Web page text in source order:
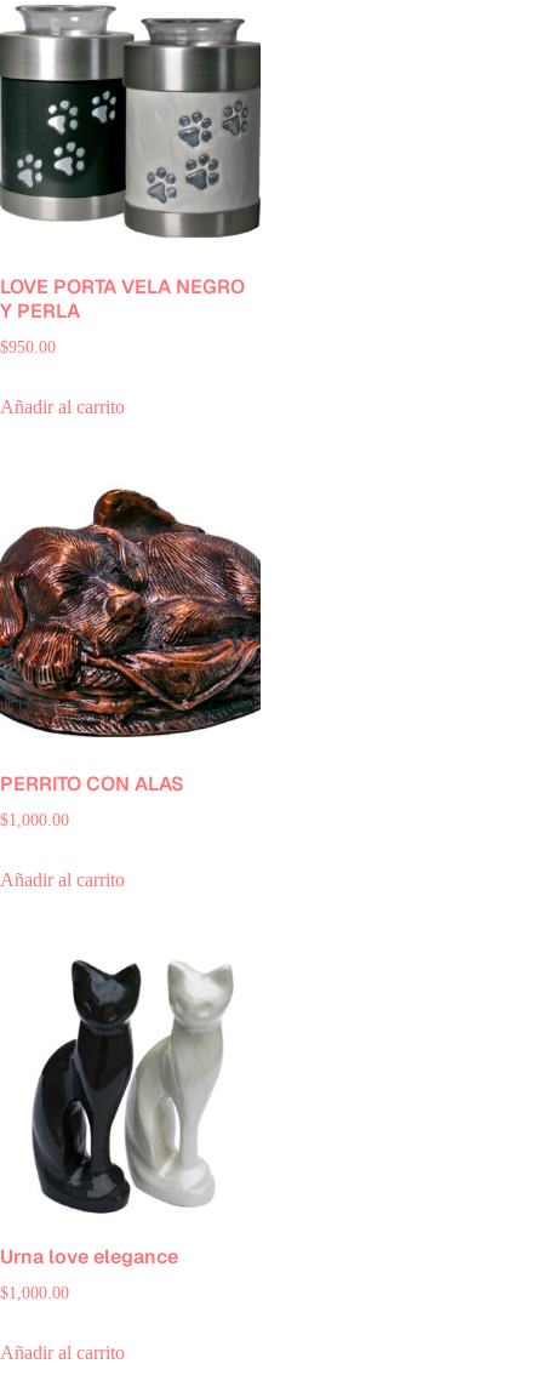
LOVE PORTA VELA NEGRO
Y PERLA
$950.00
Añadir al carrito
PERRITO CON ALAS
$1,000.00
Añadir al carrito
Urna love elegance
$1,000.00
Añadir al carrito